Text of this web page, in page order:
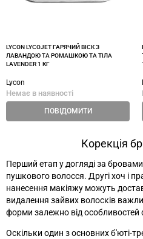
LYCON LYCOJET ГАРЯЧИЙ ВІСК З
ЛАВАНДОЮ ТА РОМАШКОЮ ТА ТІЛА
LAVENDER 1 КГ
Lycon
Немає в наявності
ПОВІДОМИТИ
Корекція
Перший етап у догляді за бровами
пушкового волосся. Другі хоч і
нанесення макіяжу можуть
видалення зайвих волосків
форми залежно від
Оскільки один з основних б'юті-